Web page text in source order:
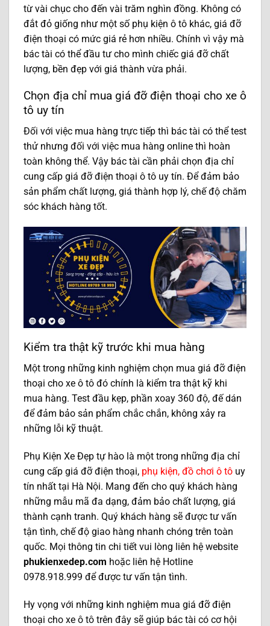
từ vài chục cho đến vài trăm nghìn đồng. Không có
đắt đỏ giống như một số phụ kiện ô tô khác, giá đỡ
điện thoại có mức giá rẻ hơn nhiều. Chính vì vậy mà
bác tài có thể đầu tư cho mình chiếc giá đỡ chất
lượng, bền đẹp với giá thành vừa phải.
Chọn địa chỉ mua giá đỡ điện thoại cho xe ô
tô uy tín
Đối với việc mua hàng trực tiếp thì bác tài có thể test
thử nhưng đối với việc mua hàng online thì hoàn
toàn không thể. Vậy bác tài cần phải chọn địa chỉ
cung cấp giá đỡ điện thoại ô tô uy tín. Để đảm bảo
sản phẩm chất lượng, giá thành hợp lý, chế độ chăm
sóc khách hàng tốt.
Kiểm tra thật kỹ trước khi mua hàng
Một trong những kinh nghiệm chọn mua giá đỡ điện
thoại cho xe ô tô đó chính là kiểm tra thật kỹ khi
mua hàng. Test đầu kẹp, phần xoay 360 độ, đế dán
để đảm bảo sản phẩm chắc chắn, không xảy ra
những lỗi kỹ thuật.
Phụ Kiện Xe Đẹp tự hào là một trong những địa chỉ
cung cấp giá đỡ điện thoại, phụ kiện, đồ chơi ô tô uy
tín nhất tại Hà Nội. Mang đến cho quý khách hàng
những mẫu mã đa dạng, đảm bảo chất lượng, giá
thành cạnh tranh. Quý khách hàng sẽ được tư vấn
tận tình, chế độ giao hàng nhanh chóng trên toàn
quốc. Mọi thông tin chi tiết vui lòng liên hệ website
phukienxedep.com hoặc liên hệ Hotline
0978.918.999 để được tư vấn tận tình.
Hy vọng với những kinh nghiệm mua giá đỡ điện
thoại cho xe ô tô trên đây sẽ giúp bác tài có cơ hội